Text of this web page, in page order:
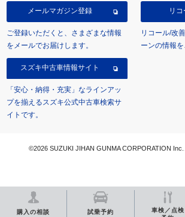
購入の相談 試乗予約
車検／点検
メールマガジン登録
ご登録いただくと、さまざまな情報
をメールでお届けします。
リ
リコール/改
ーンの情報を
スズキ中古車情報サイト
「安心・納得・充実」なラインアッ
プを揃えるスズキ公式中古車検索サ
イトです。
©2026 SUZUKI JIHAN GUNMA CORPORATION Inc.